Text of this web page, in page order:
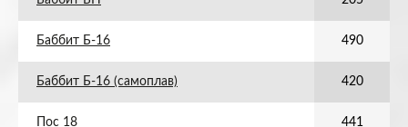
Баббит Б-16 490
Баббит Б-16 (самоплав) 420
Пос 18 441